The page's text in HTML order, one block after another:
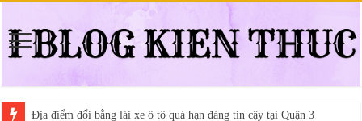
Địa điểm đổi bằng lái xe ô tô quá hạn đáng tin cậy tại Quận 3